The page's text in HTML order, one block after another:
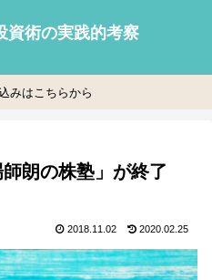
資術の実践的考察
みはこちらから
朗の株塾」が終了
2018.11.02 2020.02.25